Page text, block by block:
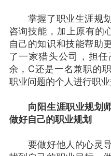
掌握了职业生涯规划
咨询技能，加上原有的
自己的知识和技能帮助
了一家猎头公司，担
余，C还是一名兼职的
职业问题的个人进行职业
向阳生涯职业规划师
做好自己的职业规划
要做好他人的心灵导